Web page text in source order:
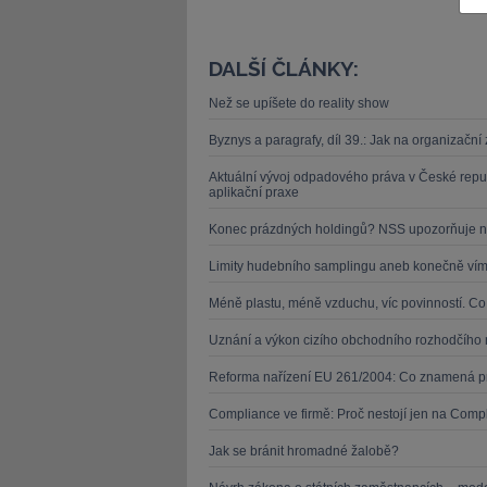
DALŠÍ ČLÁNKY:
Než se upíšete do reality show
Byznys a paragrafy, díl 39.: Jak na
Aktuální vývoj odpadového práva v České
aplikační praxe
Konec prázdných holdingů? NSS upozorňuje
Limity hudebního samplingu aneb konečně
Méně plastu, méně vzduchu, víc povinností.
Uznání a výkon cizího obchodního rozhodčího
Reforma nařízení EU 261/2004: Co znamená
Compliance ve firmě: Proč nestojí jen na
Jak se bránit hromadné žalobě?
JUDr.